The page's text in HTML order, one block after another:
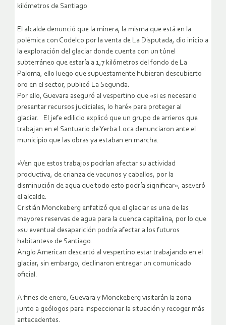
kilómetros de Santiago
El alcalde denunció que la minera, la misma que está en la
polémica con Codelco por la venta de La Disputada, dio inicio a
la exploración del glaciar donde cuenta con un túnel
subterráneo que estaría a 1,7 kilómetros del fondo de La
Paloma, ello luego que supuestamente hubieran descubierto
oro en el sector, publicó La Segunda.
Por ello, Guevara aseguró al vespertino que «si es necesario
presentar recursos judiciales, lo haré» para proteger al
glaciar. El jefe edilicio explicó que un grupo de arrieros que
trabajan en el Santuario de Yerba Loca denunciaron ante el
municipio que las obras ya estaban en marcha.
«Ven que estos trabajos podrían afectar su actividad
productiva, de crianza de vacunos y caballos, por la
disminución de agua que todo esto podría significar», aseveró
el alcalde.
Cristián Monckeberg enfatizó que el glaciar es una de las
mayores reservas de agua para la cuenca capitalina, por lo que
«su eventual desaparición podría afectar a los futuros
habitantes» de Santiago.
Anglo American descartó al vespertino estar trabajando en el
glaciar, sin embargo, declinaron entregar un comunicado
oficial.
A fines de enero, Guevara y Monckeberg visitarán la zona
junto a geólogos para inspeccionar la situación y recoger más
antecedentes.